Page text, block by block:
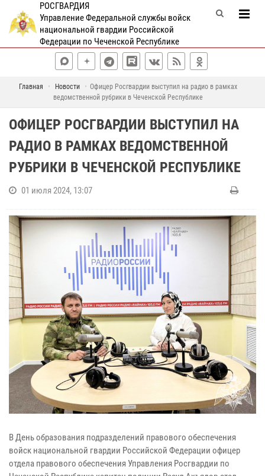
РОСГВАРДИЯ
Управление Федеральной службы войск
национальной гвардии Российской
Федерации по Чеченской Республике
Главная Новости
Офицер Росгвардии выступил на радио в рамках
ведомственной рубрики в Чеченской Республике
ОФИЦЕР РОСГВАРДИИ ВЫСТУПИЛ НА
РАДИО В РАМКАХ ВЕДОМСТВЕННОЙ
РУБРИКИ В ЧЕЧЕНСКОЙ РЕСПУБЛИКЕ
01 июля 2024, 13:07
В День образования подразделений правового обеспечения
войск национальной гвардии Российской Федерации офицер
отдела правового обеспечения Управления Росгвардии по